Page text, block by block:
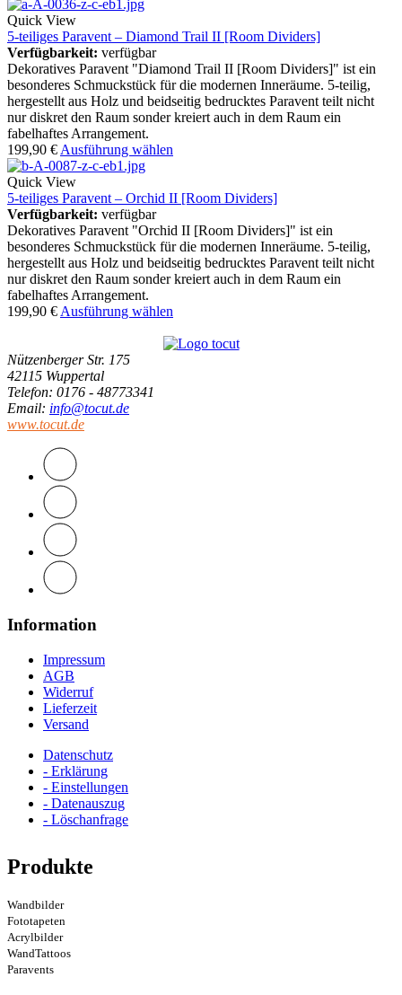
Quick View
5-teiliges Paravent – Diamond Trail II [Room Dividers]
Verfügbarkeit: verfügbar
Dekoratives Paravent "Diamond Trail II [Room Dividers]" ist ein
besonderes Schmuckstück für die modernen Inneräume. 5-teilig,
hergestellt aus Holz und beidseitig bedrucktes Paravent teilt nicht
nur diskret den Raum sonder kreiert auch in dem Raum ein
fabelhaftes Arrangement.
199,90 € Ausführung wählen
Quick View
5-teiliges Paravent – Orchid II [Room Dividers]
Verfügbarkeit: verfügbar
Dekoratives Paravent "Orchid II [Room Dividers]" ist ein
besonderes Schmuckstück für die modernen Inneräume. 5-teilig,
hergestellt aus Holz und beidseitig bedrucktes Paravent teilt nicht
nur diskret den Raum sonder kreiert auch in dem Raum ein
fabelhaftes Arrangement.
199,90 € Ausführung wählen
Nützenberger Str. 175
42115 Wuppertal
Telefon: 0176 - 48773341
Email: info@tocut.de
www.tocut.de
Information
Impressum
AGB
Widerruf
Lieferzeit
Versand
Datenschutz
- Erklärung
- Einstellungen
- Datenauszug
- Löschanfrage
Produkte
Wandbilder
Fototapeten
Acrylbilder
WandTattoos
Paravents